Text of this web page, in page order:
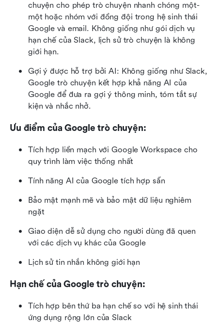
chuyện cho phép trò chuyện nhanh chóng một-
một hoặc nhóm với đồng đội trong hệ sinh thái
Google và email. Không giống như gói dịch vụ
hạn chế của Slack, lịch sử trò chuyện là không
giới hạn.
Gợi ý được hỗ trợ bởi AI: Không giống như Slack,
Google trò chuyện kết hợp khả năng AI của
Google để đưa ra gợi ý thông minh, tóm tắt sự
kiện và nhắc nhở.
Ưu điểm của Google trò chuyện:
Tích hợp liền mạch với Google Workspace cho
quy trình làm việc thống nhất
Tính năng AI của Google tích hợp sẵn
Bảo mật mạnh mẽ và bảo mật dữ liệu nghiêm
ngặt
Giao diện dễ sử dụng cho người dùng đã quen
với các dịch vụ khác của Google
Lịch sử tin nhắn không giới hạn
Hạn chế của Google trò chuyện:
Tích hợp bên thứ ba hạn chế so với hệ sinh thái
ứng dụng rộng lớn của Slack